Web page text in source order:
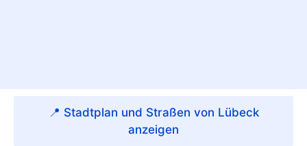
📍 Stadtplan und Straßen von Lübeck
anzeigen